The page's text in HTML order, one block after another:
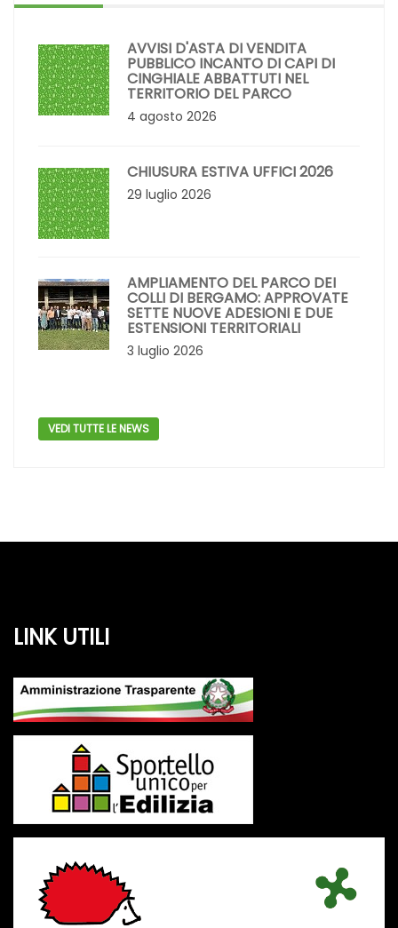
AVVISI D'ASTA DI VENDITA
PUBBLICO INCANTO DI CAPI DI
CINGHIALE ABBATTUTI NEL
TERRITORIO DEL PARCO
4 agosto 2026
CHIUSURA ESTIVA UFFICI 2026
29 luglio 2026
AMPLIAMENTO DEL PARCO DEI
COLLI DI BERGAMO: APPROVATE
SETTE NUOVE ADESIONI E DUE
ESTENSIONI TERRITORIALI
3 luglio 2026
VEDI TUTTE LE NEWS
LINK UTILI